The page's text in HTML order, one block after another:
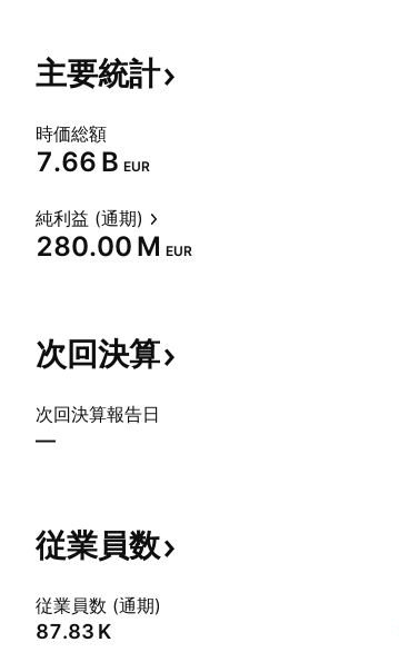
主要統計
時価総額
‪7.66 B‬ EUR
純利益 (通期)
‪280.00 M‬ EUR
次回決算
次回決算報告日
—
従業員数
従業員数 (通期)
‪87.83 K‬